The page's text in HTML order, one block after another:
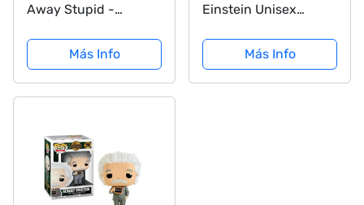
Away Stupid -
Mujer Blancas M
Más Info
Einstein Unisex
Capucha Gris 4XL
Más Info